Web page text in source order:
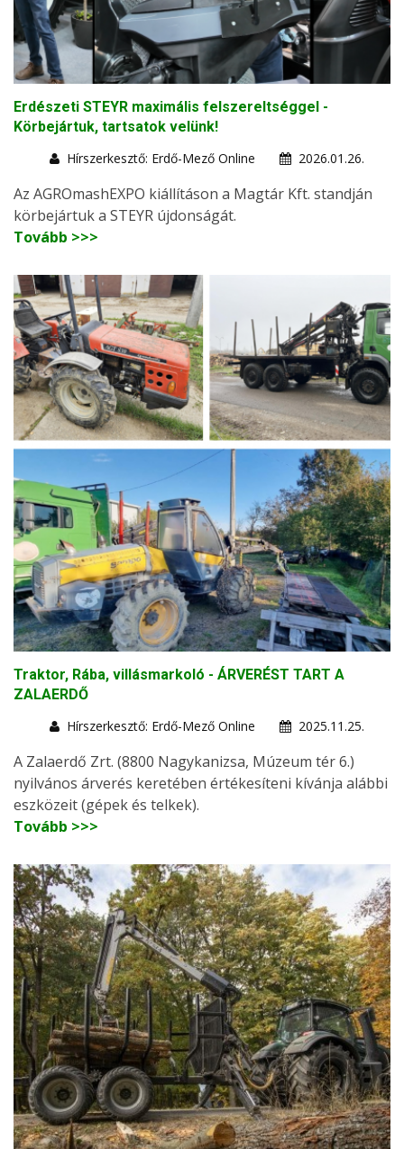
Erdészeti STEYR maximális felszereltséggel -
Körbejártuk, tartsatok velünk!
Hírszerkesztő: Erdő-Mező Online
2026.01.26.
Az AGROmashEXPO kiállításon a Magtár Kft. standján
körbejártuk a STEYR újdonságát.
Tovább >>>
Traktor, Rába, villásmarkoló - ÁRVERÉST TART A
ZALAERDŐ
Hírszerkesztő: Erdő-Mező Online
2025.11.25.
A Zalaerdő Zrt. (8800 Nagykanizsa, Múzeum tér 6.)
nyilvános árverés keretében értékesíteni kívánja alábbi
eszközeit (gépek és telkek).
Tovább >>>